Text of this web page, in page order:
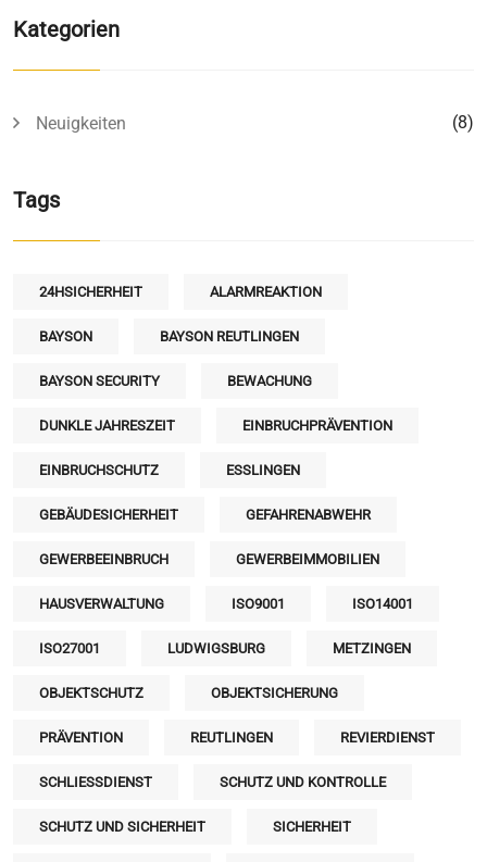
Kategorien
Neuigkeiten (8)
Tags
24HSICHERHEIT ALARMREAKTION
BAYSON BAYSON REUTLINGEN
BAYSON SECURITY BEWACHUNG
DUNKLE JAHRESZEIT EINBRUCHPRÄVENTION
EINBRUCHSCHUTZ ESSLINGEN
GEBÄUDESICHERHEIT GEFAHRENABWEHR
GEWERBEEINBRUCH GEWERBEIMMOBILIEN
HAUSVERWALTUNG ISO9001 ISO14001
ISO27001 LUDWIGSBURG METZINGEN
OBJEKTSCHUTZ OBJEKTSICHERUNG
PRÄVENTION REUTLINGEN REVIERDIENST
SCHLIESSDIENST SCHUTZ UND KONTROLLE
SCHUTZ UND SICHERHEIT SICHERHEIT